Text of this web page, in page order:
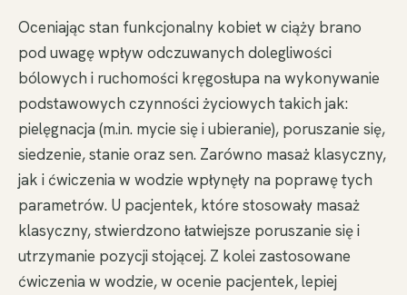
Oceniając stan funkcjonalny kobiet w ciąży brano
pod uwagę wpływ odczuwanych dolegliwości
bólowych i ruchomości kręgosłupa na wykonywanie
podstawowych czynności życiowych takich jak:
pielęgnacja (m.in. mycie się i ubieranie), poruszanie się,
siedzenie, stanie oraz sen. Zarówno masaż klasyczny,
jak i ćwiczenia w wodzie wpłynęły na poprawę tych
parametrów. U pacjentek, które stosowały masaż
klasyczny, stwierdzono łatwiejsze poruszanie się i
utrzymanie pozycji stojącej. Z kolei zastosowane
ćwiczenia w wodzie, w ocenie pacjentek, lepiej